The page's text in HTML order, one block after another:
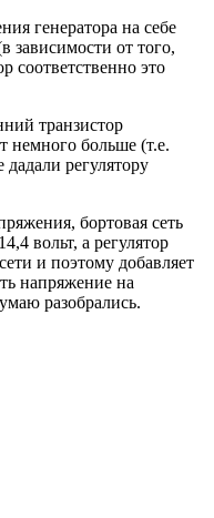
генератора на себе
зависимости от того,
соответственно это
транзистор
немного больше (т.е.
регулятору
бортовая сеть
вольт, а регулятор
и поэтому добавляет
напряжение на
разобрались.